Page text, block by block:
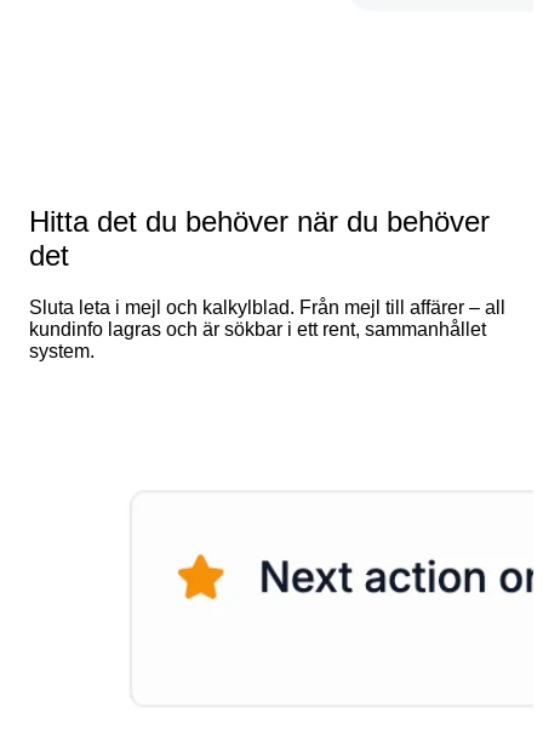
Hitta det du behöver när du behöver
det
Sluta leta i mejl och kalkylblad. Från mejl till affärer – all
kundinfo lagras och är sökbar i ett rent, sammanhållet
system.